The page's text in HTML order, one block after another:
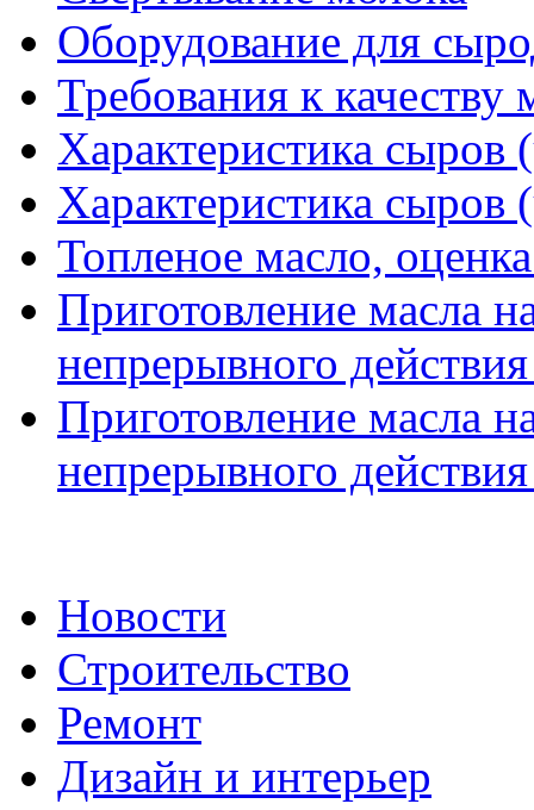
Оборудование для
Требования к качеству
Характеристика сыров
Характеристика сыров
Топленое масло,
Приготовление масла
непрерывного
Приготовление масла
непрерывного
Новости
Строительство
Ремонт
Дизайн и интерьер